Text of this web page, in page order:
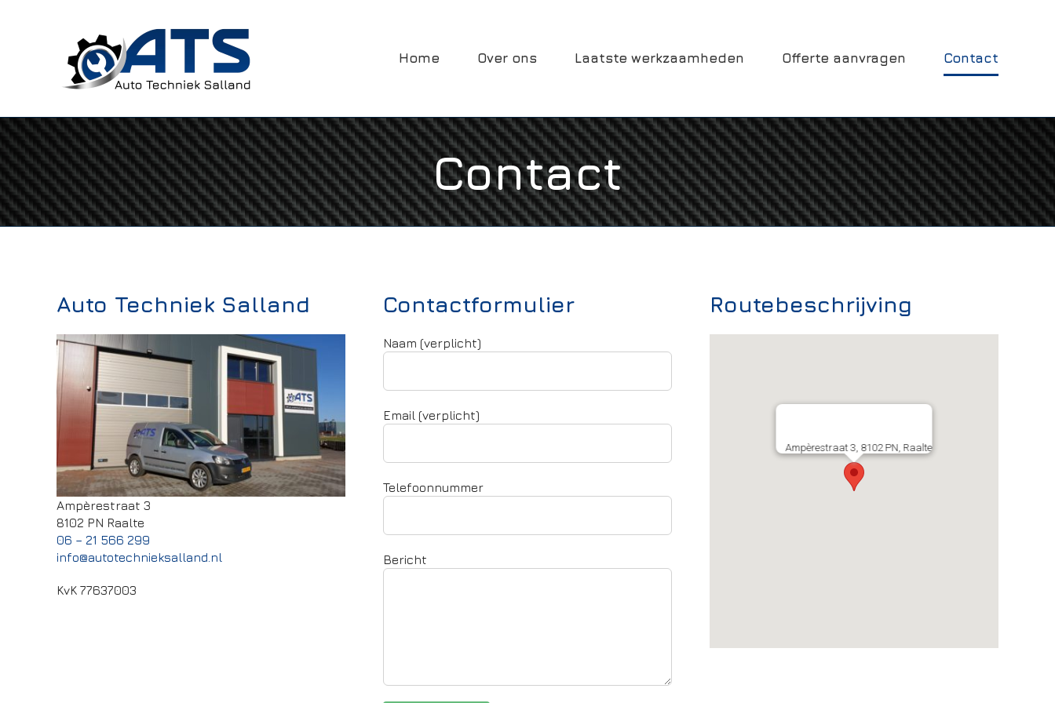
Home Over ons Laatste werkzaamheden Offerte aanvragen Contact
Contact
Auto Techniek Salland
Ampèrestraat 3
8102 PN Raalte
06 – 21 566 299
info@autotechnieksalland.nl
KvK 77637003
Contactformulier
Naam (verplicht)
Email (verplicht)
Telefoonnummer
Bericht
Routebeschrijving
Ampèrestraat 3, 8102 PN, Raalte